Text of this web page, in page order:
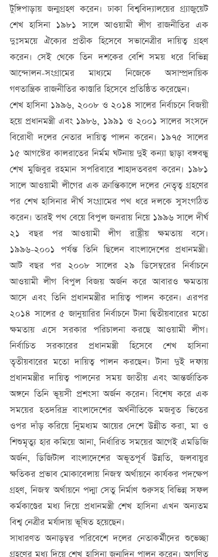
টুঙ্গিপাড়ায় জন্মগ্রহণ করেন। ঢাকা বিশ্ববিদ্যালয়ের গ্র্যাজুয়েট
শেখ হাসিনা ১৯৮১ সালে আওয়ামী লীগ রাজনীতির এক
দুঃসময়ে ঐক্যের প্রতীক হিসেবে সভানেত্রীর দায়িত্ব গ্রহণ
করেন। সেই থেকে তিন দশকের বেশি সময় ধরে বিভিন্ন
আন্দোলন-সংগ্রামের মাধ্যমে নিজেকে অসাম্প্রদায়িক
গণতান্ত্রিক রাজনীতির কাণ্ডারি হিসেবে প্রতিষ্ঠিত করেছেন।
শেখ হাসিনা ১৯৯৬, ২০০৮ ও ২০১৪ সালের নির্বাচনে বিজয়ী
হয়ে প্রধানমন্ত্রী এবং ১৯৮৬, ১৯৯১ ও ২০০১ সালের সংসদে
বিরোধী দলের নেতার দায়িত্ব পালন করেন। ১৯৭৫ সালের
১৫ আগস্টের কালরাতের নির্মম ঘটনায় দুই কন্যা ছাড়া বঙ্গবন্ধু
শেখ মুজিবুর রহমান সপরিবারে শাহাদতবরণ করেন। ১৯৮১
সালে আওয়ামী লীগের এক ক্রান্তিকালে দলের নেতৃত্ব গ্রহণের
পর শেখ হাসিনার দীর্ঘ সংগ্রামের পথ ধরে দলকে সুসংগঠিত
করেন। তারই পথ বেয়ে বিপুল জনরায় নিয়ে ১৯৯৬ সালে দীর্ঘ
২১ বছর পর আওয়ামী লীগ রাষ্ট্রীয় ক্ষমতায় বসে।
১৯৯৬-২০০১ পর্যন্ত তিনি ছিলেন বাংলাদেশের প্রধানমন্ত্রী।
আট বছর পর ২০০৮ সালের ২৯ ডিসেম্বরের নির্বাচনে
আওয়ামী লীগ বিপুল বিজয় অর্জন করে আবারও ক্ষমতায়
আসে এবং তিনি প্রধানমন্ত্রীর দায়িত্ব পালন করেন। এরপর
২০১৪ সালের ৫ জানুয়ারির নির্বাচনে টানা দ্বিতীয়বারের মতো
ক্ষমতায় এসে সরকার পরিচালনা করছে আওয়ামী লীগ।
নির্বাচিত সরকারের প্রধানমন্ত্রী হিসেবে শেখ হাসিনা
তৃতীয়বারের মতো দায়িত্ব পালন করছেন। টানা দুই দফায়
প্রধানমন্ত্রীর দায়িত্ব পালনের সময় জাতীয় এবং আন্তর্জাতিক
অঙ্গনে তিনি ভূয়সী প্রশংসা অর্জন করেন। বিশেষ করে এক
সময়ের হতদরিদ্র বাংলাদেশের অর্থনীতিকে মজবুত ভিতের
ওপর দাঁড় করিয়ে নিুমধ্যম আয়ের দেশে উন্নীত করা, মা ও
শিশুমৃত্যু হার কমিয়ে আনা, নির্ধারিত সময়ের আগেই এমডিজি
অর্জন, ডিজিটাল বাংলাদেশের অভূতপূর্ব উন্নতি, জলবায়ুর
ক্ষতিকর প্রভাব মোকাবেলায় নিজস্ব অর্থায়নে কার্যকর পদক্ষেপ
গ্রহণ, নিজস্ব অর্থায়নে পদ্মা সেতু নির্মাণ শুরুসহ বিভিন্ন সফল
কর্মকাণ্ডের মধ্য দিয়ে প্রধানমন্ত্রী শেখ হাসিনা এখন অন্যতম
বিশ্ব নেত্রীর মর্যাদায় ভূষিত হয়েছেন।
সাধারণত অনাড়ম্বর পরিবেশে দলের নেতাকর্মীদের শুভেচ্ছা
গ্রহণের মধ্য দিয়ে শেখ হাসিনা জন্মদিন পালন করেন। অগণিত